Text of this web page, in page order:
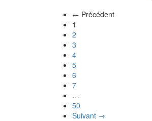
← Précédent
1
2
3
4
5
6
7
…
50
Suivant →